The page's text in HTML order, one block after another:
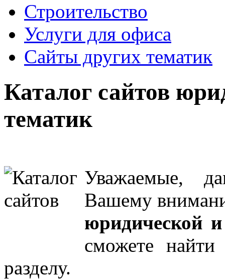
Строительство
Услуги для офиса
Сайты других тематик
Каталог сайтов
тематик
Уважаемые,
Вашему
юридической
сможете
разделу.